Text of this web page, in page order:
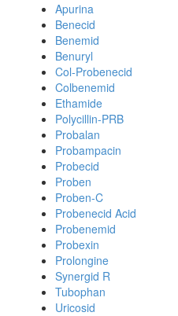
Apurina
Benecid
Benemid
Benuryl
Col-Probenecid
Colbenemid
Ethamide
Polycillin-PRB
Probalan
Probampacin
Probecid
Proben
Proben-C
Probenecid Acid
Probenemid
Probexin
Prolongine
Synergid R
Tubophan
Uricosid